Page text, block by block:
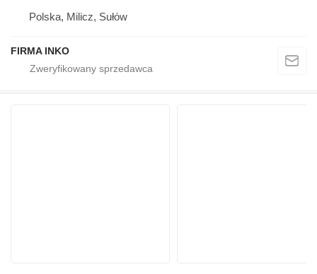
Polska, Milicz, Sułów
FIRMA INKO